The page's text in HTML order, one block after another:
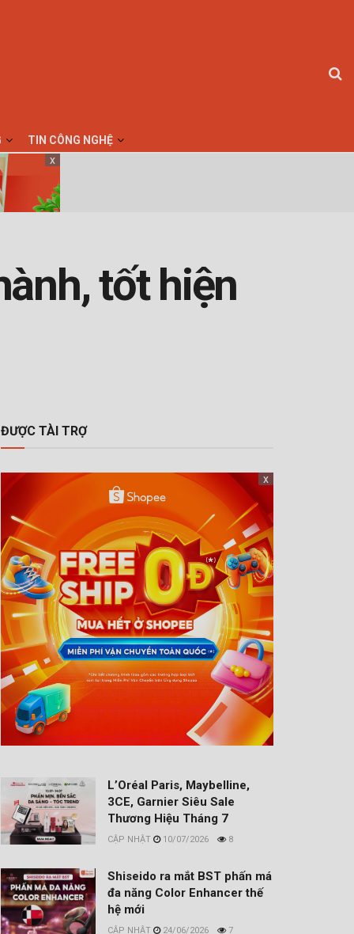
TIN CÔNG NGHỆ
x
tốt hiện
ĐƯỢC TÀI TRỢ
x
L’Oréal Paris, Maybelline,
3CE, Garnier Siêu Sale
Thương Hiệu Tháng 7
10/07/2026 8
Shiseido ra mắt BST phấn má
đa năng Color Enhancer thế
hệ mới
24/06/2026 7